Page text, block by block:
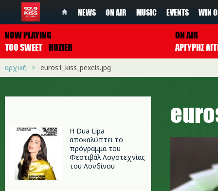
NEWS ON AIR MUSIC EVENTS WIN
NOW PLAYING
TOO SWEET HOZIER
ON AIR
ΑΡΓΥΡΗΣ
αρχική euros1_kiss_pexels.jpg
Η Dua Lipa
αποκαλύπτει το
πρόγραμμα του
Φεστιβάλ Λογοτεχνίας
του Λονδίνου